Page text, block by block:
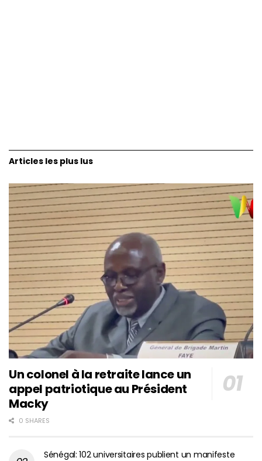
Articles les plus lus
Un colonel à la retraite lance un
appel patriotique au Président
Macky
0 SHARES
Sénégal: 102 universitaires publient un manifeste